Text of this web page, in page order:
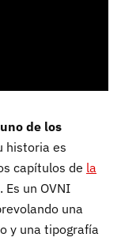
uno de los
historia es
capítulos de la
. Es un OVNI
una
y una tipografía